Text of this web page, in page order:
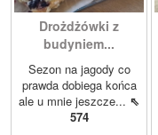
Drożdżówki z
budyniem...
Sezon na jagody co
prawda dobiega końca
ale u mnie jeszcze... ⇖
574